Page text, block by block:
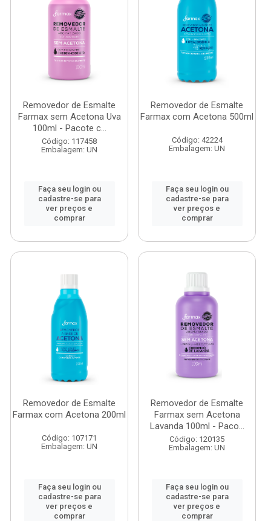
Removedor de Esmalte
Farmax sem Acetona Uva
100ml - Pacote c...
Código: 117458
Embalagem: UN
Faça seu login ou
cadastre-se para
ver preços e
comprar
Removedor de Esmalte
Farmax com Acetona 500ml
Código: 42224
Embalagem: UN
Faça seu login ou
cadastre-se para
ver preços e
comprar
Removedor de Esmalte
Farmax com Acetona 200ml
Código: 107171
Embalagem: UN
Faça seu login ou
cadastre-se para
ver preços e
comprar
Removedor de Esmalte
Farmax sem Acetona
Lavanda 100ml - Paco...
Código: 120135
Embalagem: UN
Faça seu login ou
cadastre-se para
ver preços e
comprar